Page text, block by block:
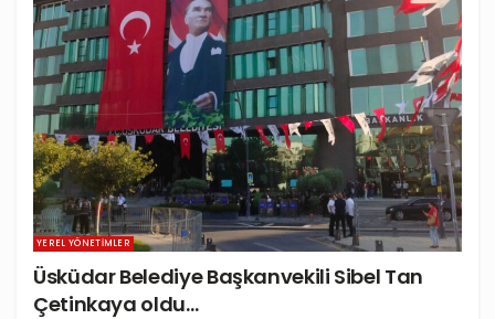
YEREL YÖNETIMLER
Üsküdar Belediye Başkanvekili Sibel Tan
Çetinkaya oldu…